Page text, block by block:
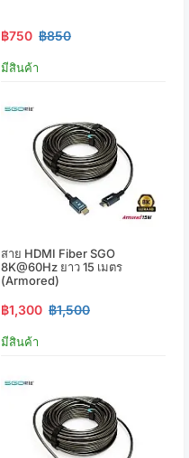
฿750 ฿850
มีสินค้า
สาย HDMI Fiber SGO
8K@60Hz ยาว 15 เมตร
(Armored)
฿1,300 ฿1,500
มีสินค้า